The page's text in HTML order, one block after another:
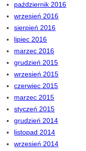
październik 2016
wrzesień 2016
sierpień 2016
lipiec 2016
marzec 2016
grudzień 2015
wrzesień 2015
czerwiec 2015
marzec 2015
styczeń 2015
grudzień 2014
listopad 2014
wrzesień 2014